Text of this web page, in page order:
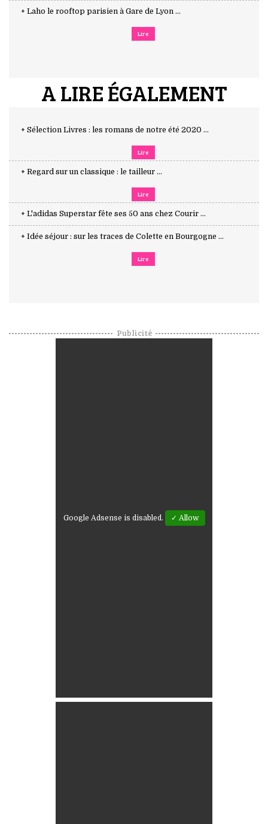
+ Laho le rooftop parisien à Gare de Lyon ...
Lire
A LIRE ÉGALEMENT
+ Sélection Livres : les romans de notre été 2020 ...
Lire
+ Regard sur un classique : le tailleur ...
Lire
+ L'adidas Superstar fête ses 50 ans chez Courir ...
+ Idée séjour : sur les traces de Colette en Bourgogne ...
Lire
Publicité
Google Adsense is disabled. ✓ Allow